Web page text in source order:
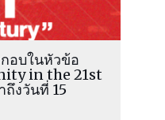
อบในหัวข้อ
in the 21st
งวันที่ 15